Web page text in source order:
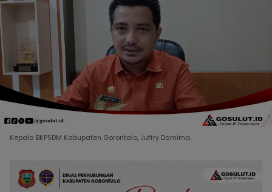
Kepala BKPSDM Kabupaten Gorontalo, Juffry Damima.